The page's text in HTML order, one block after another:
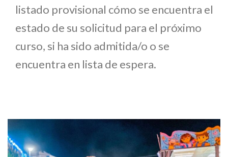
listado provisional cómo se encuentra el
estado de su solicitud para el próximo
curso, si ha sido admitida/o o se
encuentra en lista de espera.